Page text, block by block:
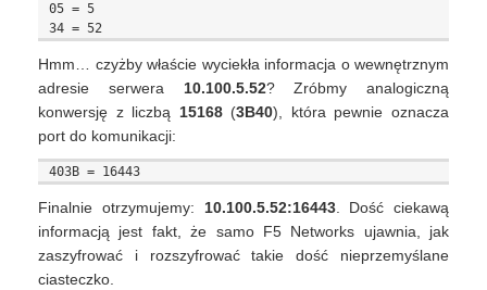
05 = 5
Hmm… czyżby właście wyciekła informacja o wewnętrznym
adresie serwera 10.100.5.52? Zróbmy analogiczną
konwersję z liczbą 15168(3B40), która pewnie oznacza
port do komunikacji:
Finalnie otrzymujemy: 10.100.5.52:16443. Dość ciekawą
informacją jest fakt, że samo F5 Networks ujawnia, jak
zaszyfrować i rozszyfrować takie dość nieprzemyślane
ciasteczko.